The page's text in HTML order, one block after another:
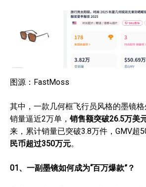
图源：FastMoss
其中，一款几何框飞行员风格的墨镜
销量逼近2万单，销售额突破26.5万美
来，累计销量已突破3.8万件，GMV超
民币超过350万元。
01 、 一副墨镜如何成为“百万爆款”？